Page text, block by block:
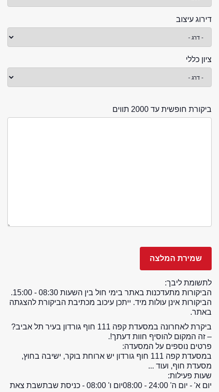
דירוג עיצוב
ציון כללי
ביקורת חופשית עד 2000 תווים
לתשומת ליבך:
הביקורות מתעדכנות באתר בימי חול בין השעות 08:30 - 15:00.
הביקורות אינן עולות מיד. ייתכן עיכוב מכתיבת הביקורת להצגתה
באתר.
ביקרת לאחרונה במסעדת קפה 111 חוף גורדון בעיר תל אביב?
– זה המקום להוסיף חוות דעתך!.
פרטים נוספים על המסעדה:
במסעדת קפה 111 חוף גורדון יש ארוחת בוקר, ישיבה בחוץ,
מסעדת חוף, ועוד ...
שעות פעילות:
יום א' - יום ה' 24:00 - 08:00
יום ו' 08:00 - כניסת שבת
שבת צאת